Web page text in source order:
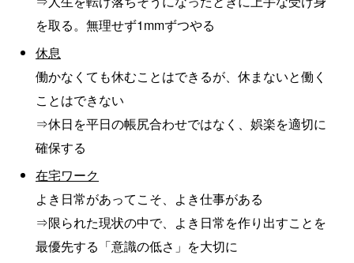
を取る。無理せず1mmずつやる
休息
働かなくても休むことはできるが、休まないと働く
ことはできない
⇒休日を平日の帳尻合わせではなく、娯楽を適切に
確保する
在宅ワーク
よき日常があってこそ、よき仕事がある
⇒限られた現状の中で、よき日常を作り出すことを
最優先する「意識の低さ」を大切に